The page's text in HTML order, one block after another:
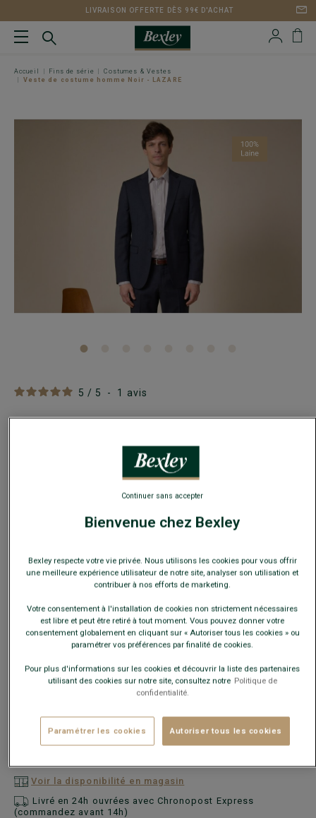
LIVRAISON OFFERTE DÈS 99€ D'ACHAT
Accueil Fins de série
Costumes & Vestes
Veste de costume homme Noir - LAZARE
5 / 5 - 1 avis
Veste de costume homme Noir - LAZARE
FINS DE SÉRIE
Payez en plusieurs fois dès 199€ d'achat
COULEURS DISPONIBLES
Ce modèle taille petit, choisir la taille au-dessus de votre
taille habituelle.
Guide des tailles
Voir la disponibilité en magasin
Livré en 24h ouvrées avec Chronopost Express
(commandez avant 14h)
Bienvenue chez Bexley
Bexley respecte votre vie privée. Nous utilisons les cookies pour vous offrir
une meilleure expérience utilisateur de notre site, analyser son utilisation et
contribuer à nos efforts de marketing.
Votre consentement à l'installation de cookies non strictement nécessaires
est libre et peut être retiré à tout moment. Vous pouvez donner votre
consentement globalement en cliquant sur « Autoriser tous les cookies » ou
paramétrer vos préférences par finalité de cookies.
Pour plus d'informations sur les cookies et découvrir la liste des partenaires
utilisant des cookies sur notre site, consultez notre Politique de
confidentialité.
Paramétrer les cookies Autoriser tous les cookies
Continuer sans accepter